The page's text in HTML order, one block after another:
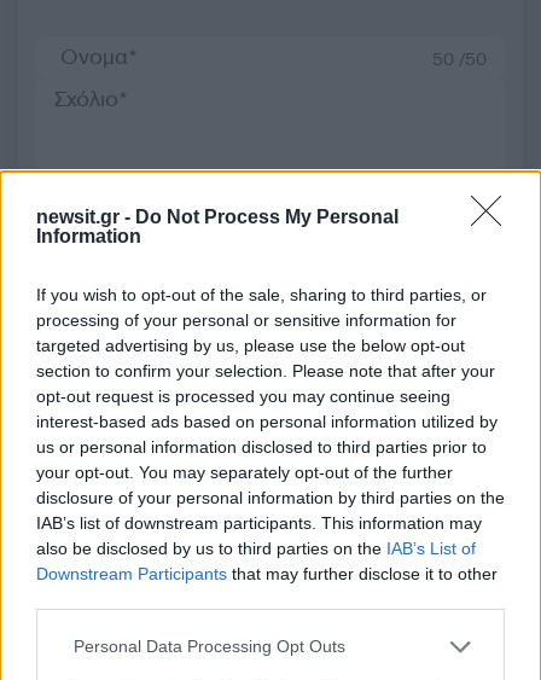
newsit.gr - Do Not Process My Personal
Information
If you wish to opt-out of the sale, sharing to third parties, or
processing of your personal or sensitive information for
targeted advertising by us, please use the below opt-out
section to confirm your selection. Please note that after your
opt-out request is processed you may continue seeing
interest-based ads based on personal information utilized by
us or personal information disclosed to third parties prior to
your opt-out. You may separately opt-out of the further
disclosure of your personal information by third parties on the
IAB’s list of downstream participants. This information may
also be disclosed by us to third parties on the IAB’s List of
Downstream Participants that may further disclose it to other
Please note that this website/app uses one or more Google
Personal Data Processing Opt Outs
50 /50
2000 /2000
Όροι Χρήσης. Το site προστατεύεται από reCAPTCHA, ισχύουν
Πολιτική Απορρήτου &Όροι Χρήσηςτης Google.
Αθλητικά
SUPER LEAGUE
ΑΕΚ
Share:
Ακολουθήστε το Νewsit.gr στοGoogle News και
ενημερωθείτε πρώτοι για όλη την ειδησεογραφία και τα
τελευταία νέατης ημέρας